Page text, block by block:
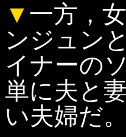
▼ 一方，
ンジュン
イナーの
単に夫と
い夫婦だ。